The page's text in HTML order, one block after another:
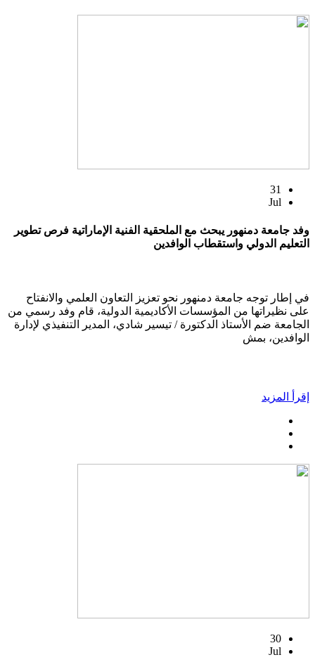
31
Jul
وفد جامعة دمنهور يبحث مع الملحقية الفنية الإماراتية فرص تطوير
التعليم الدولي واستقطاب الوافدين
في إطار توجه جامعة دمنهور نحو تعزيز التعاون العلمي والانفتاح
على نظيراتها من المؤسسات الأكاديمية الدولية، قام وفد رسمي من
الجامعة ضم الأستاذ الدكتورة / تيسير شادي، المدير التنفيذي لإدارة
الوافدين، بمش
إقرأ المزيد
30
Jul